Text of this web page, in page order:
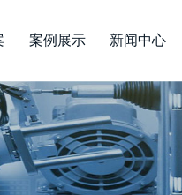
案例展示 新闻中心